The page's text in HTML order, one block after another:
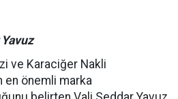
ve Karaciğer Nakli
en önemli marka